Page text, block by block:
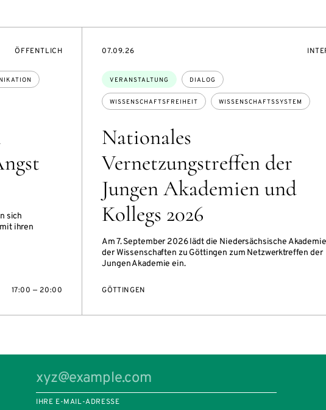
sich
ihren
VERANSTALTUNGSZUGANG:
ÖFFENTLICH
17:00 — 20:00
Nationales
Vernetzungstreffen der
Jungen Akademien und
Kollegs 2026
Am 7. September 2026 lädt die Niedersächsische Akademie
der Wissenschaften zu Göttingen zum Netzwerktreffen der
Jungen Akademie ein.
Themen:
VERANSTALTUNG DIALOG
WISSENSCHAFTSFREIHEIT WISSENSCHAFTSSYSTEM
EVENTBEGINSON
07.09.26
GÖTTINGEN
IHRE E-MAIL-ADRESSE